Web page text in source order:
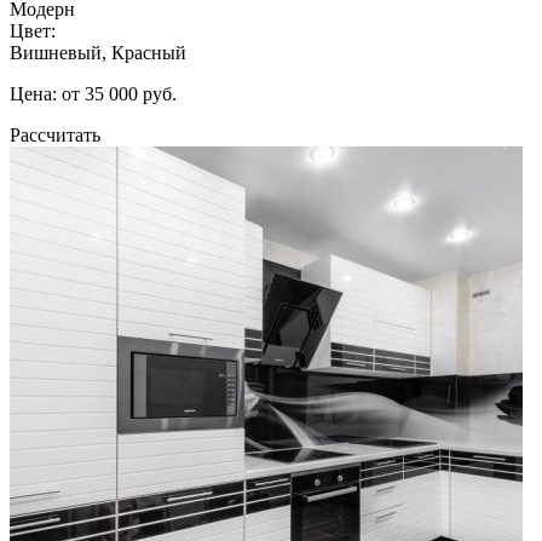
Модерн
Цвет:
Вишневый, Красный
Цена: от 35 000 руб.
Рассчитать